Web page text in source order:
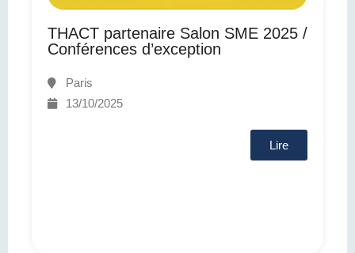
THACT partenaire Salon SME 2025 /
Conférences d’exception
Paris
13/10/2025
Lire